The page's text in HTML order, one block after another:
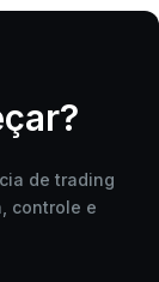
de trading
controle e